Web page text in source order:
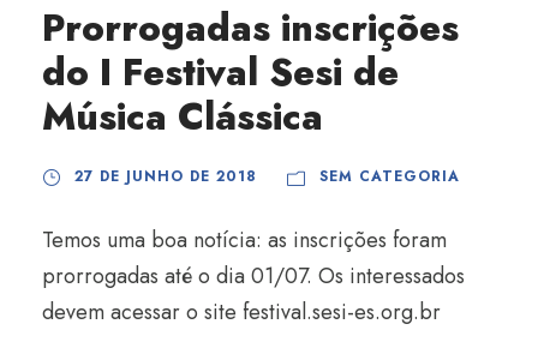
Prorrogadas inscrições
do I Festival Sesi de
Música Clássica
27 DE JUNHO DE 2018 SEM CATEGORIA
Temos uma boa notícia: as inscrições foram
prorrogadas até o dia 01/07. Os interessados
devem acessar o site festival.sesi-es.org.br